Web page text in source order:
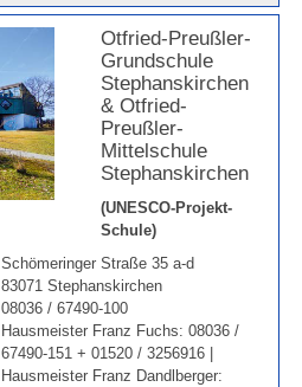
Otfried-Preußler-
Grundschule
Stephanskirchen
& Otfried-
Preußler-
Mittelschule
Stephanskirchen
(UNESCO-Projekt-
Schule)
Schömeringer Straße 35 a-d
83071 Stephanskirchen
08036 / 67490-100
Hausmeister Franz Fuchs: 08036 /
67490-151 + 01520 / 3256916 |
Hausmeister Franz Dandlberger: